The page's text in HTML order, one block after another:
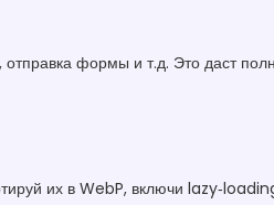
отправка формы и т.д. Это даст
их в WebP, включи